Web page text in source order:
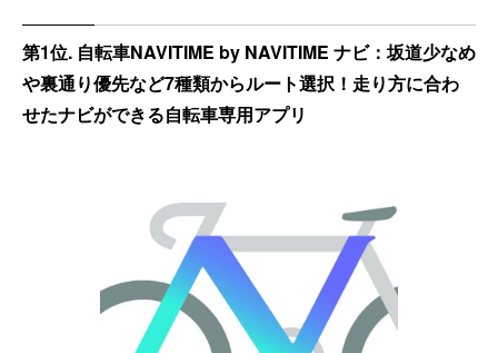
第1位. 自転車NAVITIME by NAVITIME ナビ：坂道少なめ
や裏通り優先など7種類からルート選択！走り方に合わ
せたナビができる自転車専用アプリ